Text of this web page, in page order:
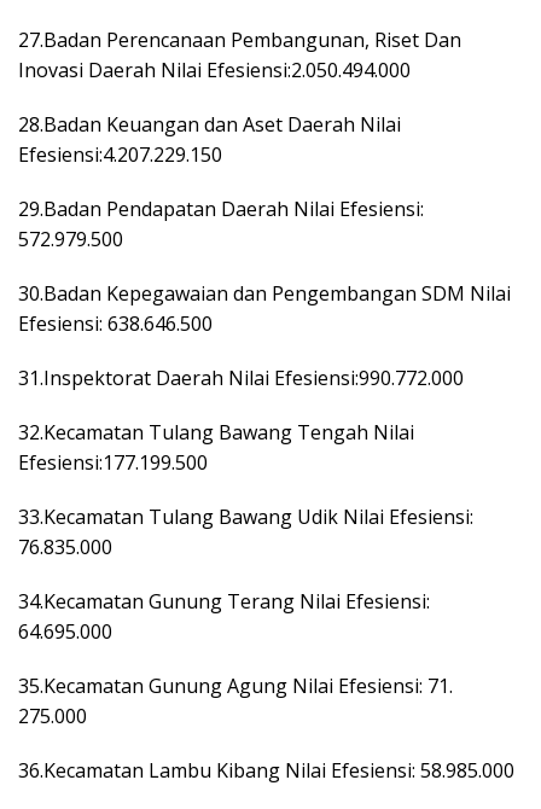
27.Badan Perencanaan Pembangunan, Riset Dan
Inovasi Daerah Nilai Efesiensi:2.050.494.000
28.Badan Keuangan dan Aset Daerah Nilai
Efesiensi:4.207.229.150
29.Badan Pendapatan Daerah Nilai Efesiensi:
572.979.500
30.Badan Kepegawaian dan Pengembangan SDM Nilai
Efesiensi: 638.646.500
31.Inspektorat Daerah Nilai Efesiensi:990.772.000
32.Kecamatan Tulang Bawang Tengah Nilai
Efesiensi:177.199.500
33.Kecamatan Tulang Bawang Udik Nilai Efesiensi:
76.835.000
34.Kecamatan Gunung Terang Nilai Efesiensi:
64.695.000
35.Kecamatan Gunung Agung Nilai Efesiensi: 71.
275.000
36.Kecamatan Lambu Kibang Nilai Efesiensi: 58.985.000